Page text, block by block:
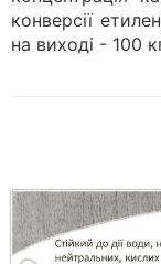
конверсії
на виході - 100